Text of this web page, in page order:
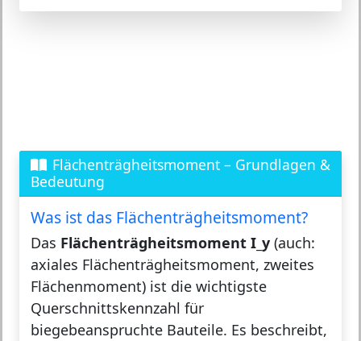
Flächenträgheitsmoment – Grundlagen &
Bedeutung
Was ist das Flächenträgheitsmoment?
Das Flächenträgheitsmoment I_y (auch:
axiales Flächenträgheitsmoment, zweites
Flächenmoment) ist die wichtigste
Querschnittskennzahl für
biegebeanspruchte Bauteile. Es beschreibt,